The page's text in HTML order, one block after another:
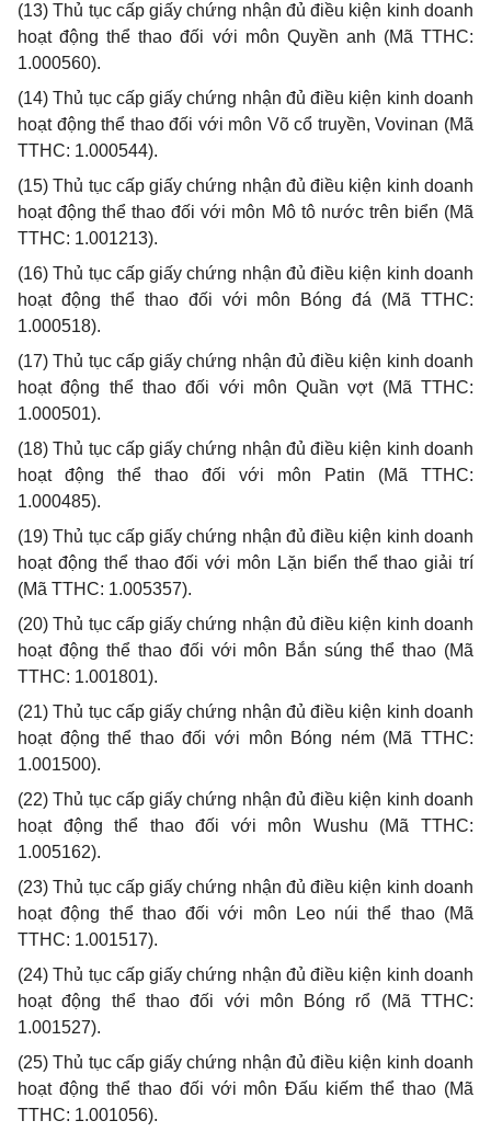
(13)Thủ tục cấp giấy chứng nhận đủ điều kiện kinh doanh
hoạt động thể thao đối với môn Quyền anh (Mã TTHC:
1.000560).
(14)Thủ tục cấp giấy chứng nhận đủ điều kiện kinh doanh
hoạt động thể thao đối với môn Võ cổ truyền, Vovinan (Mã
TTHC: 1.000544).
(15)Thủ tục cấp giấy chứng nhận đủ điều kiện kinh doanh
hoạt động thể thao đối với môn Mô tô nước trên biển (Mã
TTHC: 1.001213).
(16)Thủ tục cấp giấy chứng nhận đủ điều kiện kinh doanh
hoạt động thể thao đối với môn Bóng đá (Mã TTHC:
1.000518).
(17)Thủ tục cấp giấy chứng nhận đủ điều kiện kinh doanh
hoạt động thể thao đối với môn Quần vợt (Mã TTHC:
1.000501).
(18)Thủ tục cấp giấy chứng nhận đủ điều kiện kinh doanh
hoạt động thể thao đối với môn Patin (Mã TTHC:
1.000485).
(19)Thủ tục cấp giấy chứng nhận đủ điều kiện kinh doanh
hoạt động thể thao đối với môn Lặn biển thể thao giải trí
(Mã TTHC: 1.005357).
(20)Thủ tục cấp giấy chứng nhận đủ điều kiện kinh doanh
hoạt động thể thao đối với môn Bắn súng thể thao (Mã
TTHC: 1.001801).
(21)Thủ tục cấp giấy chứng nhận đủ điều kiện kinh doanh
hoạt động thể thao đối với môn Bóng ném (Mã TTHC:
1.001500).
(22)Thủ tục cấp giấy chứng nhận đủ điều kiện kinh doanh
hoạt động thể thao đối với môn Wushu (Mã TTHC:
1.005162).
(23)Thủ tục cấp giấy chứng nhận đủ điều kiện kinh doanh
hoạt động thể thao đối với môn Leo núi thể thao (Mã
TTHC: 1.001517).
(24)Thủ tục cấp giấy chứng nhận đủ điều kiện kinh doanh
hoạt động thể thao đối với môn Bóng rổ (Mã TTHC:
1.001527).
(25)Thủ tục cấp giấy chứng nhận đủ điều kiện kinh doanh
hoạt động thể thao đối với môn Đấu kiếm thể thao (Mã
TTHC: 1.001056).